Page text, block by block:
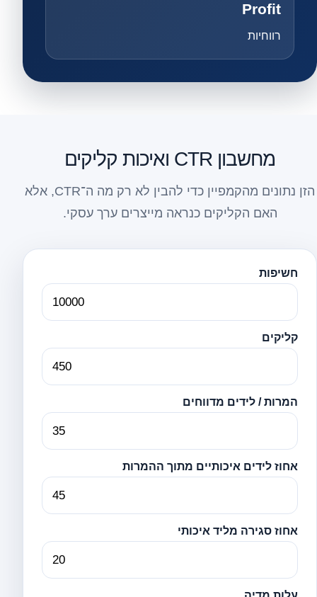
Profit
רווחיות
מחשבון CTR ואיכות קליקים
הזן נתונים מהקמפיין כדי להבין לא רק מה ה־CTR, אלא
האם הקליקים כנראה מייצרים ערך עסקי.
חשיפות
קליקים
המרות / לידים מדווחים
אחוז לידים איכותיים מתוך ההמרות
אחוז סגירה מליד איכותי